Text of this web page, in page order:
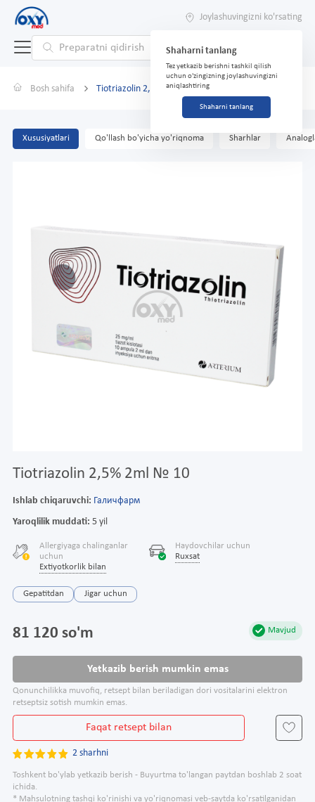
Joylashuvingizni ko'rsating
Shaharni tanlang
Tez yetkazib berishni tashkil qilish
uchun o'zingizning joylashuvingizni
aniqlashtiring
Shaharni tanlang
Bosh sahifa Tiotriazolin 2,5% 2ml № 10
Xususiyatlari Qo'llash bo'yicha yo'riqnoma Sharhlar
Tiotriazolin 2,5% 2ml № 10
Ishlab chiqaruvchi: Галичфарм
Yaroqlilik muddati: 5 yil
Allergiyaga chalinganlar
uchun
Extiyotkorlik bilan
Haydovchilar uchun
Ruxsat
Gepatitdan Jigar uchun
Mavjud
81 120 so'm
Yetkazib berish mumkin emas
Qonunchilikka muvofiq, retsept bilan beriladigan dori vositalarini elektron
retseptsiz sotish mumkin emas.
Faqat retsept bilan
2 sharhni
Toshkent bo'ylab yetkazib berish - Buyurtma to'langan paytdan boshlab 2 soat
ichida.
* Mahsulotning tashqi ko'rinishi va yo'riqnomasi veb-saytda ko'rsatilganidan